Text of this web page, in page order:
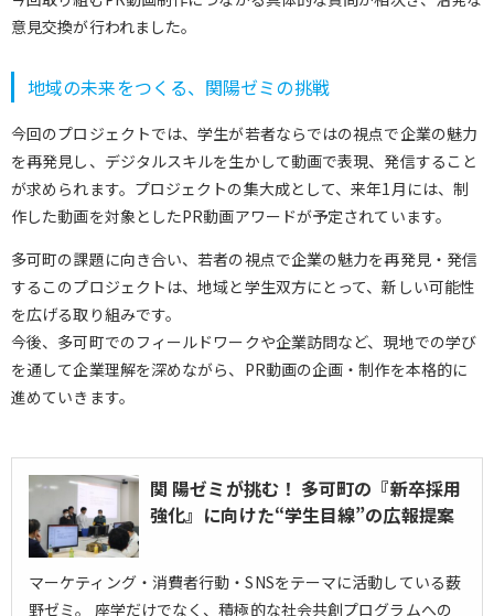
意見交換が行われました。
地域の未来をつくる、関陽ゼミの挑戦
今回のプロジェクトでは、学生が若者ならではの視点で企業の魅力
を再発見し、デジタルスキルを生かして動画で表現、発信すること
が求められます。プロジェクトの集大成として、来年1月には、制
作した動画を対象としたPR動画アワードが予定されています。
多可町の課題に向き合い、若者の視点で企業の魅力を再発見・発信
するこのプロジェクトは、地域と学生双方にとって、新しい可能性
を広げる取り組みです。
今後、多可町でのフィールドワークや企業訪問など、現地での学び
を通して企業理解を深めながら、PR動画の企画・制作を本格的に
進めていきます。
関 陽ゼミが挑む！ 多可町の『新卒採用
強化』に向けた“学生目線”の広報提案
マーケティング・消費者行動・SNSをテーマに活動している薮
野ゼミ。 座学だけでなく、積極的な社会共創プログラムへの